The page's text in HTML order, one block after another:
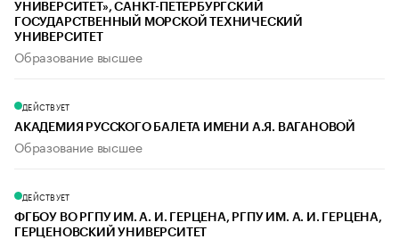
УНИВЕРСИТЕТ», САНКТ-ПЕТЕРБУРГСКИЙ
ГОСУДАРСТВЕННЫЙ МОРСКОЙ ТЕХНИЧЕСКИЙ
УНИВЕРСИТЕТ
Образование высшее
ДЕЙСТВУЕТ
АКАДЕМИЯ РУССКОГО БАЛЕТА ИМЕНИ А.Я. ВАГАНОВОЙ
Образование высшее
ДЕЙСТВУЕТ
ФГБОУ ВО РГПУ ИМ. А. И. ГЕРЦЕНА, РГПУ ИМ. А. И. ГЕРЦЕНА,
ГЕРЦЕНОВСКИЙ УНИВЕРСИТЕТ